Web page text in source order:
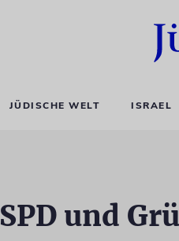
JÜDISCHE WELT ISRAEL
SPD und